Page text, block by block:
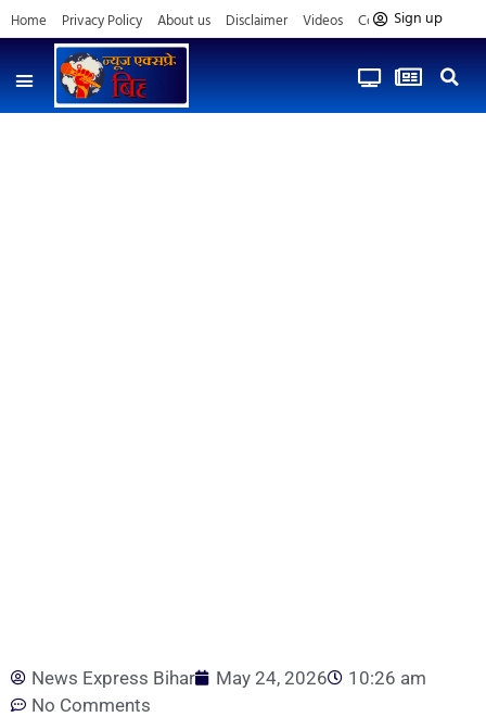
Home Privacy Policy About us Disclaimer Videos Contact us
Sign up
News Express Bihar May 24, 2026
10:26 am
No Comments